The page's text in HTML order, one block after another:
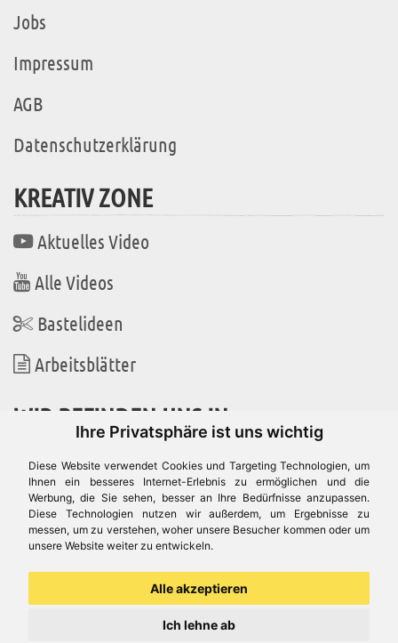
Ihre Privatsphäre ist uns wichtig
Diese Website verwendet Cookies und Targeting Technologien, um
Ihnen ein besseres Internet-Erlebnis zu ermöglichen und die
Werbung, die Sie sehen, besser an Ihre Bedürfnisse anzupassen.
Diese Technologien nutzen wir außerdem, um Ergebnisse zu
messen, um zu verstehen, woher unsere Besucher kommen oder um
unsere Website weiter zu entwickeln.
Alle akzeptieren
Ich lehne ab
Jobs
Impressum
AGB
Datenschutzerklärung
KREATIV ZONE
Aktuelles Video
Alle Videos
Bastelideen
Arbeitsblätter
WIR BEFINDEN UNS IN
Es gibt uns auch in